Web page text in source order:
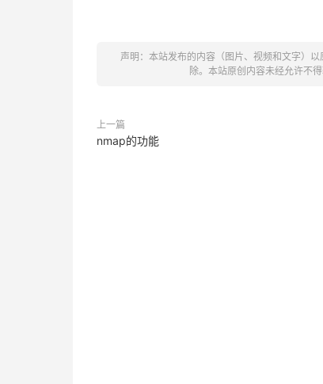
声明：本站发布的内容（图片、视频和文字）
除。本站原创内容未经允许不得
上一篇
nmap的功能